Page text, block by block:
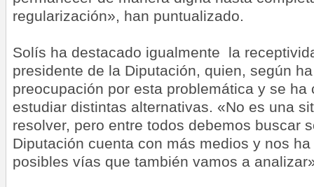
regularización», han puntualizado.
Solís ha destacado igualmente la
presidente de la Diputación, quien, según
preocupación por esta problemática y se ha
estudiar distintas alternativas. «No es una
resolver, pero entre todos debemos buscar
Diputación cuenta con más medios y nos
posibles vías que también vamos a